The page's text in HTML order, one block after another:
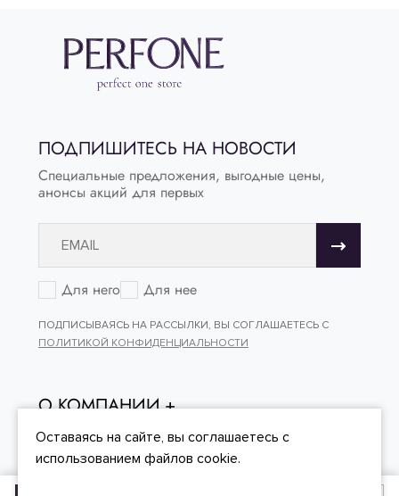
ПОДПИШИТЕСЬ НА НОВОСТИ
Специальные предложения, выгодные цены,
анонсы акций для первых
Для него Для нее
ПОДПИСЫВАЯСЬ НА РАССЫЛКИ, ВЫ СОГЛАШАЕТЕСЬ С
ПОЛИТИКОЙ КОНФИДЕНЦИАЛЬНОСТИ
О КОМПАНИИ
ОНЛАЙН - ПОКУПКИ
КЛИЕНТСКИЙ СЕРВИС
Оставаясь на сайте, вы соглашаетесь с
использованием файлов cookie.